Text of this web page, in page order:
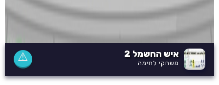
איש החשמל 2
משחקי לחימה ⚠